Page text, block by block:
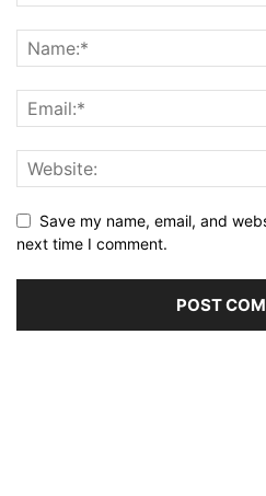
Save my name, email, and
next time I comment.